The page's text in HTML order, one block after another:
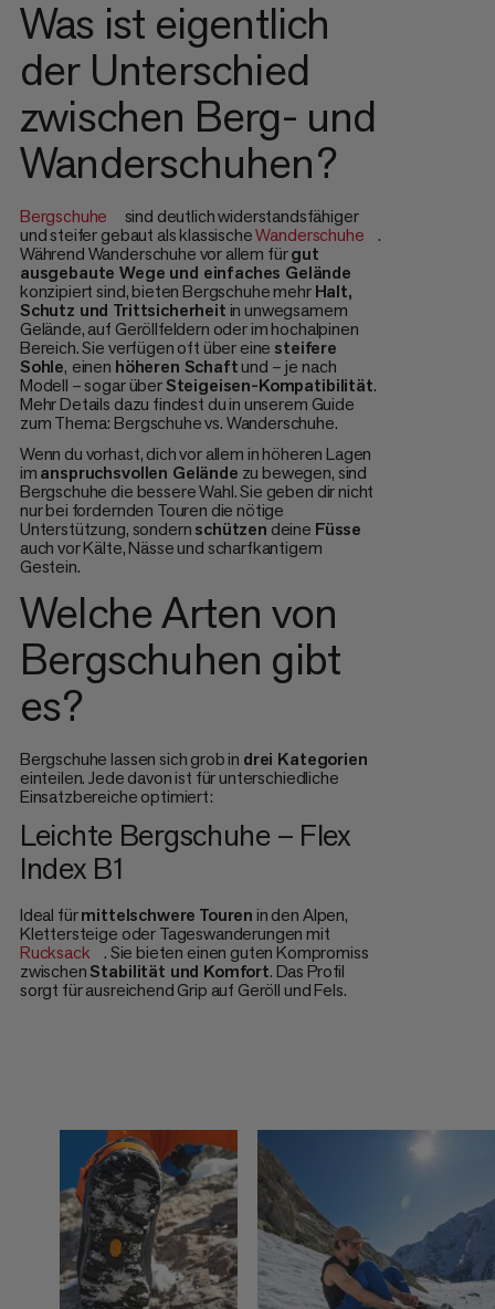
Was ist eigentlich
der Unterschied
zwischen Berg- und
Wanderschuhen?
Bergschuhe
sind deutlich widerstandsfähiger
und steifer gebaut als klassischeWanderschuhe
.
Während Wanderschuhe vor allem fürgut
ausgebaute Wege und einfaches Gelände
konzipiert sind, bieten Bergschuhe mehrHalt,
Schutz und Trittsicherheitin unwegsamem
Gelände, auf Geröllfeldern oder im hochalpinen
Bereich. Sie verfügen oft über eine steifere
Sohle, einen höheren Schaftund – je nach
Modell – sogar überSteigeisen-Kompatibilität.
Mehr Details dazu findest du in unserem Guide
zum Thema: Bergschuhe vs. Wanderschuhe.
Wenn du vorhast, dich vor allem in höheren Lagen
imanspruchsvollen Gelände zu bewegen, sind
Bergschuhe die bessere Wahl. Sie geben dir nicht
nur bei fordernden Touren die nötige
Unterstützung, sondernschützen deine Füsse
auch vor Kälte, Nässe und scharfkantigem
Gestein.
Welche Arten von
Bergschuhen gibt
es?
Bergschuhe lassen sich grob in drei Kategorien
einteilen. Jede davon ist für unterschiedliche
Einsatzbereiche optimiert:
Leichte Bergschuhe – Flex
Index B1
Ideal fürmittelschwere Tourenin den Alpen,
Klettersteige oder Tageswanderungen mit
Rucksack
. Sie bieten einen guten Kompromiss
zwischenStabilität und Komfort. Das Profil
sorgt für ausreichend Grip auf Geröll und Fels.